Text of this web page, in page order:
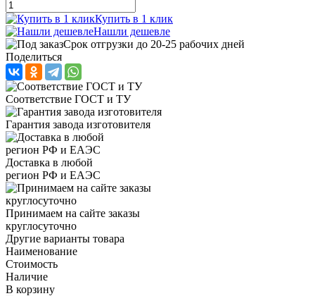
Купить в 1 клик
Нашли дешевле
Срок отгрузки до 20-25 рабочих дней
Поделиться
Соответствие ГОСТ и ТУ
Гарантия завода изготовителя
Доставка в любой
регион РФ и ЕАЭС
Принимаем на сайте заказы
круглосуточно
Другие варианты товара
Наименование
Стоимость
Наличие
В корзину